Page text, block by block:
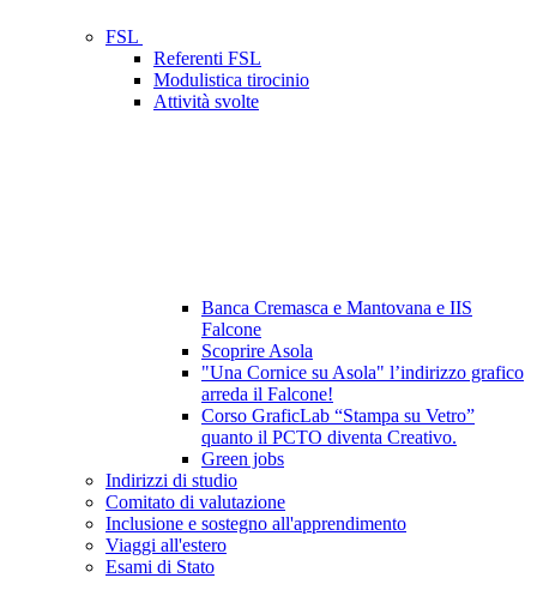
FSL
Referenti FSL
Modulistica tirocinio
Attività svolte
Banca Cremasca e Mantovana e IIS
Falcone
Scoprire Asola
"Una Cornice su Asola" l’indirizzo grafico
arreda il Falcone!
Corso GraficLab “Stampa su Vetro”
quanto il PCTO diventa Creativo.
Green jobs
Indirizzi di studio
Comitato di valutazione
Inclusione e sostegno all'apprendimento
Viaggi all'estero
Esami di Stato